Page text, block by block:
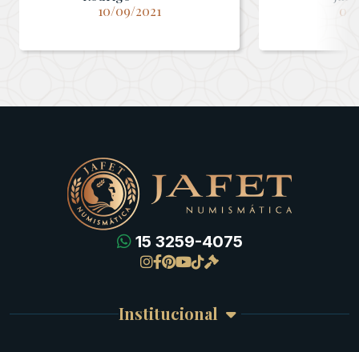
10/09/2021
03/
15 3259-4075
Institucional
Meus Pedidos
Carrinho de Compra
Gregas
Byzantinas
Bíblicas